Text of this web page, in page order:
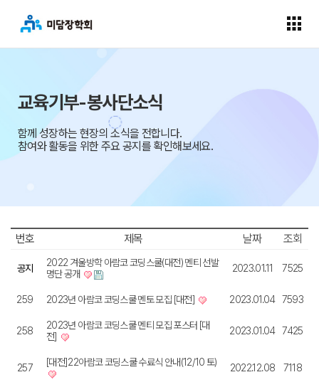
교육기부-봉사단소식
함께 성장하는 현장의 소식을 전합니다.
참여와 활동을 위한 주요 공지를 확인해보세요.
번호 제목 날짜 조회
공지
2022 겨울방학 아람코 코딩스쿨(대전) 멘티 선발
명단 공개
2023.01.11 7525
259 2023년 아람코 코딩스쿨 멘토 모집 [대전] 2023.01.04 7593
258
2023년 아람코 코딩스쿨 멘티 모집 포스터 [대
전]
2023.01.04 7425
257 [대전]22아람코 코딩스쿨 수료식 안내(12/10 토) 2022.12.08 7118